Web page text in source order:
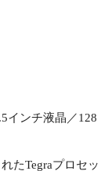
インチ液晶／128
たTegraプロセッ